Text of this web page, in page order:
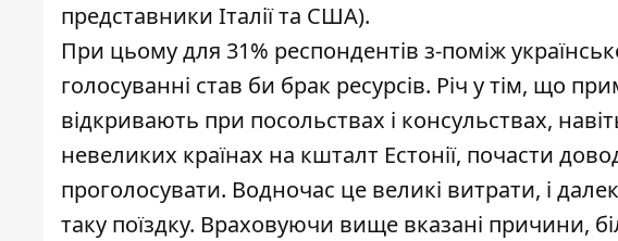
представники Італії та США).
При цьому для 31% респондентів з-поміж
голосуванні став би брак ресурсів. Річ у тім, що
відкривають при посольствах і консульствах,
невеликих країнах на кшталт Естонії, почасти
проголосувати. Водночас це великі витрати, і
таку поїздку. Враховуючи вище вказані причини,